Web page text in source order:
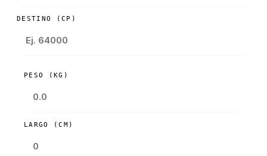
DESTINO (CP)
PESO (KG)
LARGO (CM)